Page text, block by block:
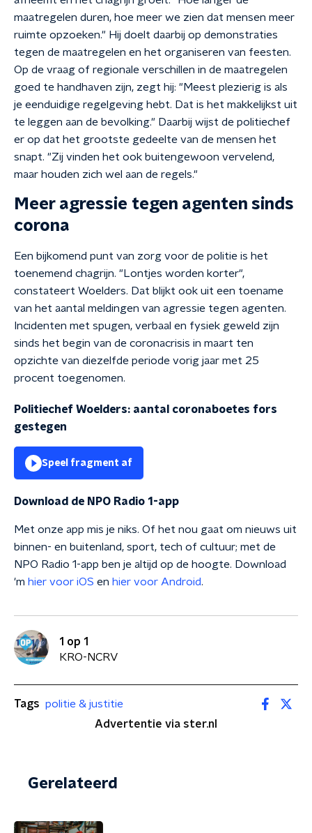
maatregelen duren, hoe meer we zien dat mensen meer
ruimte opzoeken." Hij doelt daarbij op demonstraties
tegen de maatregelen en het organiseren van feesten.
Op de vraag of regionale verschillen in de maatregelen
goed te handhaven zijn, zegt hij: "Meest plezierig is als
je eenduidige regelgeving hebt. Dat is het makkelijkst uit
te leggen aan de bevolking." Daarbij wijst de politiechef
er op dat het grootste gedeelte van de mensen het
snapt. "Zij vinden het ook buitengewoon vervelend,
maar houden zich wel aan de regels."
Meer agressie tegen agenten sinds
corona
Een bijkomend punt van zorg voor de politie is het
toenemend chagrijn. "Lontjes worden korter",
constateert Woelders. Dat blijkt ook uit een toename
van het aantal meldingen van agressie tegen agenten.
Incidenten met spugen, verbaal en fysiek geweld zijn
sinds het begin van de coronacrisis in maart ten
opzichte van diezelfde periode vorig jaar met 25
procent toegenomen.
Politiechef Woelders: aantal coronaboetes fors
gestegen
Speel fragment af
Download de NPO Radio 1-app
Met onze app mis je niks. Of het nou gaat om nieuws uit
binnen- en buitenland, sport, tech of cultuur; met de
NPO Radio 1-app ben je altijd op de hoogte. Download
'm hier voor iOS en hier voor Android.
1 op 1
KRO-NCRV
Tags politie & justitie
Advertentie via ster.nl
Gerelateerd